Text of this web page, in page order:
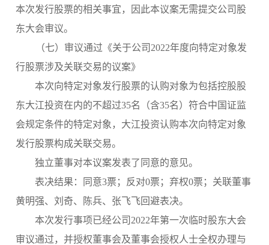
本次发行股票的相关事宜，因此本议案无需提交公司股
东大会审议。
（七）审议通过《关于公司 2022年度向特定对象发
行股票涉及关联交易的议案》
本次向特定对象发行股票的认购对象为包括控股股
东大江投资在内的不超过35名（含35名）符合中国证监
会规定条件的特定对象，大江投资认购本次向特定对象
发行股票构成关联交易。
独立董事对本议案发表了同意的意见。
表决结果：
同意3票； 反对0票；弃权0票；关联董事
黄明强、刘奇、陈兵、张飞飞回避表决。
本次发行事项已经公司 2022年第一次临时股东大会
审议通过，并授权董事会及董事会授权人士全权办理与